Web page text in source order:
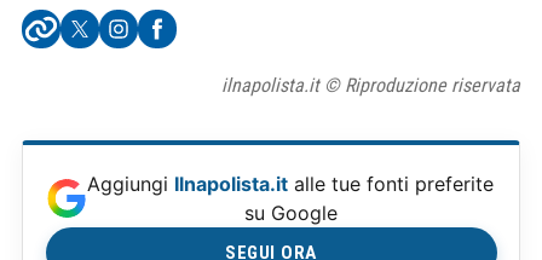
ilnapolista.it © Riproduzione riservata
Aggiungi Ilnapolista.it alle tue fonti preferite
su Google
SEGUI ORA